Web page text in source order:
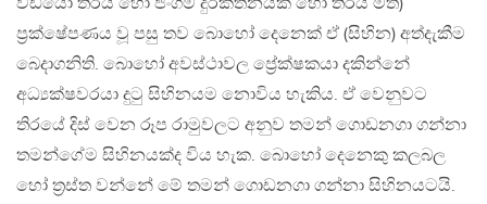
ප්‍රක්ෂේපණය වූ පසු තව බොහෝ දෙනෙක් ඒ (සිහින) අත්දැකීම
බෙදාගනිති. බොහෝ අවස්ථාවල ප්‍රේක්ෂකයා දකින්නේ
අධ්‍යක්ෂවරයා දුටු සිහිනයම නොවිය හැකිය. ඒ වෙනුවට
තිරයේ දිස් වෙන රූප රාමුවලට අනුව තමන් ගොඩනගා ගන්නා
තමන්ගේම සිහිනයක්ද විය හැක. බොහෝ දෙනෙකු කලබල
හෝ ත්‍රස්ත වන්නේ මේ තමන් ගොඩනගා ගන්නා සිහිනයටයි.